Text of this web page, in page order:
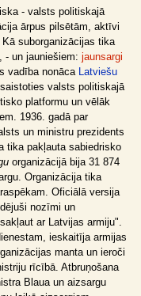
- valsts politiskajā
ārpus pilsētām, aktīvi
suborganizācijas tika
, - un jauniešiem: jaunsargi
vadība nonāca Latviešu
valsts politiskajā
platformu un vēlāk
1936. gadā par
un ministru prezidents
tika pakļauta sabiedrisko
organizācijā bija 31 874
Organizācija tika
Oficiālā versija
nozīmi un
ar Latvijas armiju".
ieskaitīja armijas
manta un ieroči
rīcībā. Atbruņošana
Blaua un aizsargu